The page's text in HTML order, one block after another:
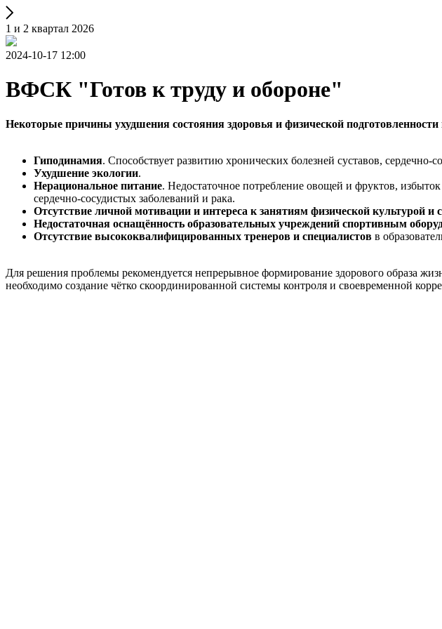
1 и 2 квартал 2026
2024-10-17 12:00
ВФСК "Готов к труду и обороне"
Некоторые причины ухудшения состояния здоровья и физической подготовленности
Гиподинамия. Способствует развитию хронических болезней суставов,
Ухудшение экологии.
Нерациональное питание. Недостаточное потребление овощей и фруктов,
сердечно-сосудистых заболеваний и рака.
Отсутствие личной мотивации и интереса к занятиям физической культурой и
Недостаточная оснащённость образовательных учреждений спортивным
Отсутствие высококвалифицированных тренеров и специалистов в
Для решения проблемы рекомендуется непрерывное формирование здорового образа
необходимо создание чётко скоординированной системы контроля и своевременной